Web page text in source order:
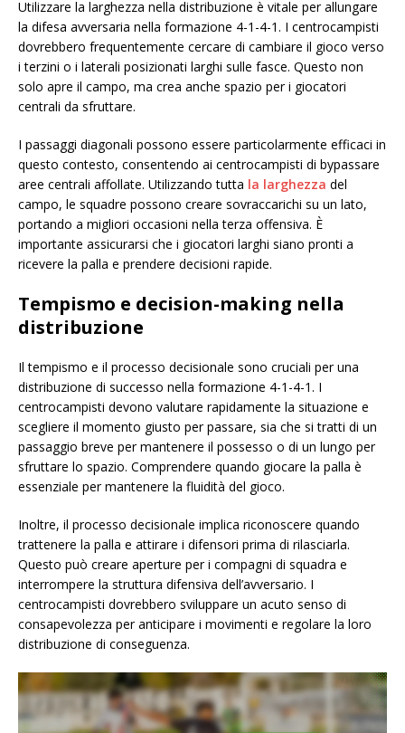
Utilizzare la larghezza nella distribuzione è vitale per allungare
la difesa avversaria nella formazione 4-1-4-1. I centrocampisti
dovrebbero frequentemente cercare di cambiare il gioco verso
i terzini o i laterali posizionati larghi sulle fasce. Questo non
solo apre il campo, ma crea anche spazio per i giocatori
centrali da sfruttare.
I passaggi diagonali possono essere particolarmente efficaci in
questo contesto, consentendo ai centrocampisti di bypassare
aree centrali affollate. Utilizzando tutta la larghezza del
campo, le squadre possono creare sovraccarichi su un lato,
portando a migliori occasioni nella terza offensiva. È
importante assicurarsi che i giocatori larghi siano pronti a
ricevere la palla e prendere decisioni rapide.
Tempismo e decision-making nella
distribuzione
Il tempismo e il processo decisionale sono cruciali per una
distribuzione di successo nella formazione 4-1-4-1. I
centrocampisti devono valutare rapidamente la situazione e
scegliere il momento giusto per passare, sia che si tratti di un
passaggio breve per mantenere il possesso o di un lungo per
sfruttare lo spazio. Comprendere quando giocare la palla è
essenziale per mantenere la fluidità del gioco.
Inoltre, il processo decisionale implica riconoscere quando
trattenere la palla e attirare i difensori prima di rilasciarla.
Questo può creare aperture per i compagni di squadra e
interrompere la struttura difensiva dell’avversario. I
centrocampisti dovrebbero sviluppare un acuto senso di
consapevolezza per anticipare i movimenti e regolare la loro
distribuzione di conseguenza.